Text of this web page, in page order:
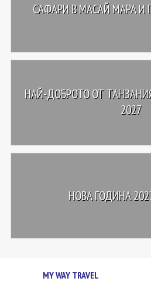
САФАРИ В МАСАЙ МАРА И
НАЙ-ДОБРОТО ОТ
2027
НОВА ГОДИНА
MY WAY TRAVEL